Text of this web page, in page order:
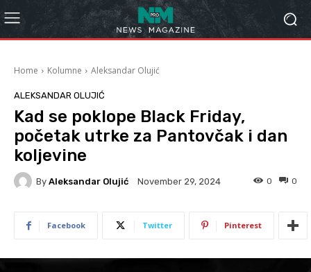
Home Kolumne Aleksandar Olujić
ALEKSANDAR OLUJIĆ
Kad se poklope Black Friday,
početak utrke za Pantovčak i dan
koljevine
By Aleksandar Olujić November 29, 2024 0
0
Facebook Twitter Pinterest